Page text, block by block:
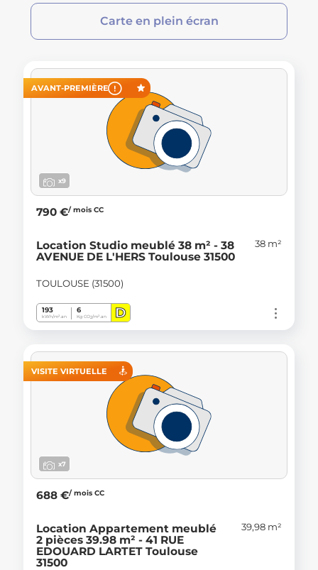
Carte en plein écran
AVANT-PREMIÈRE
x9
790 €/ mois CC
Location Studio meublé 38 m² - 38
AVENUE DE L'HERS Toulouse 31500
38 m²
TOULOUSE (31500)
193
kWh/m².an
6
Kg CO2/m².an D
VISITE VIRTUELLE
x7
688 €/ mois CC
Location Appartement meublé
2 pièces 39.98 m² - 41 RUE
EDOUARD LARTET Toulouse
31500
39,98 m²